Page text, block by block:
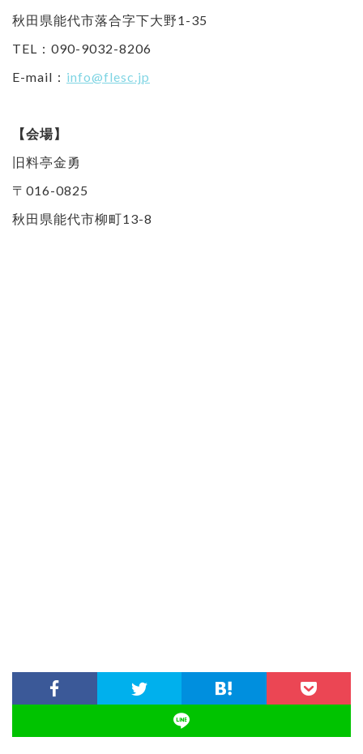
秋田県能代市落合字下大野1-35
TEL：090-9032-8206
E-mail： info@flesc.jp
【会場】
旧料亭金勇
〒016-0825
秋田県能代市柳町13-8